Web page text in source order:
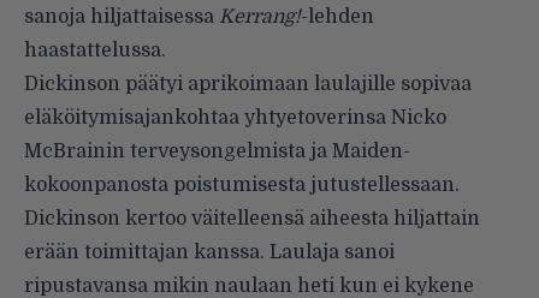
sanoja hiljattaisessa Kerrang!-lehden
haastattelussa.
Dickinson päätyi aprikoimaan laulajille sopivaa
eläköitymisajankohtaa yhtyetoverinsa Nicko
McBrainin terveysongelmista ja Maiden-
kokoonpanosta poistumisesta jutustellessaan.
Dickinson kertoo väitelleensä aiheesta hiljattain
erään toimittajan kanssa. Laulaja sanoi
ripustavansa mikin naulaan heti kun ei kykene